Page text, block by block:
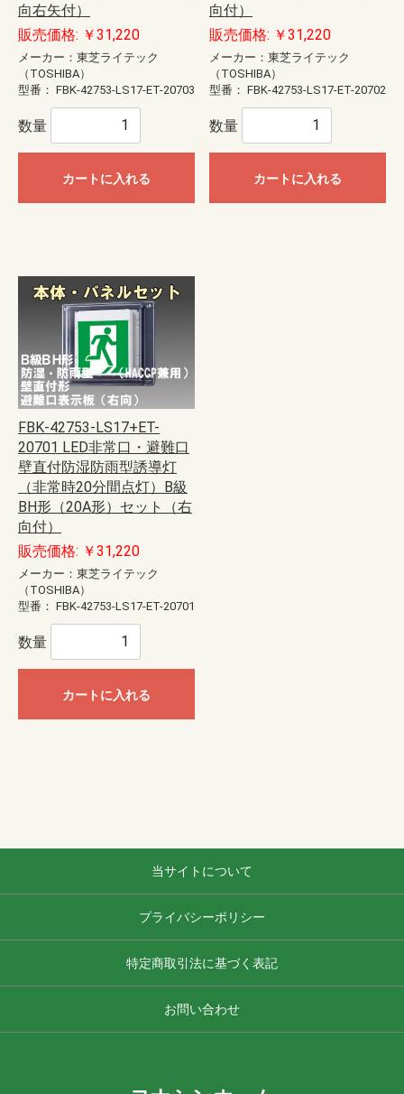
向右矢付）
販売価格: ￥31,220
メーカー：東芝ライテック
（TOSHIBA）
型番： FBK-42753-LS17-ET-20703
数量
カートに入れる
向付）
販売価格: ￥31,220
メーカー：東芝ライテック
（TOSHIBA）
型番： FBK-42753-LS17-ET-20702
数量
カートに入れる
FBK-42753-LS17+ET-
20701 LED非常口・避難口
壁直付防湿防雨型誘導灯
（非常時20分間点灯）B級
BH形（20A形）セット（右
向付）
販売価格: ￥31,220
メーカー：東芝ライテック
（TOSHIBA）
型番： FBK-42753-LS17-ET-20701
数量
カートに入れる
当サイトについて
プライバシーポリシー
特定商取引法に基づく表記
お問い合わせ